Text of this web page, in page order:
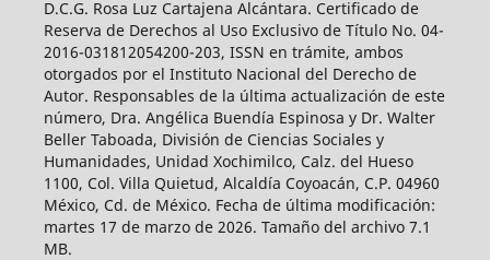
D.C.G. Rosa Luz Cartajena Alcántara. Certificado de
Reserva de Derechos al Uso Exclusivo de Título No. 04-
2016-031812054200-203, ISSN en trámite, ambos
otorgados por el Instituto Nacional del Derecho de
Autor. Responsables de la última actualización de este
número, Dra. Angélica Buendía Espinosa y Dr. Walter
Beller Taboada, División de Ciencias Sociales y
Humanidades, Unidad Xochimilco, Calz. del Hueso
1100, Col. Villa Quietud, Alcaldía Coyoacán, C.P. 04960
México, Cd. de México. Fecha de última modificación:
martes 17 de marzo de 2026. Tamaño del archivo 7.1
MB.